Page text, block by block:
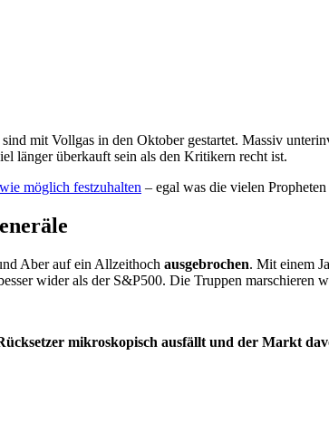
mit Vollgas in den Oktober gestartet. Massiv
länger überkauft sein als den Kritikern recht ist.
möglich festzuhalten – egal was die vielen
Aber auf ein Allzeit­hoch ausgebrochen. Mit einem
wider als der S&P500. Die Truppen marschieren
mikroskopisch ausfällt und der Markt